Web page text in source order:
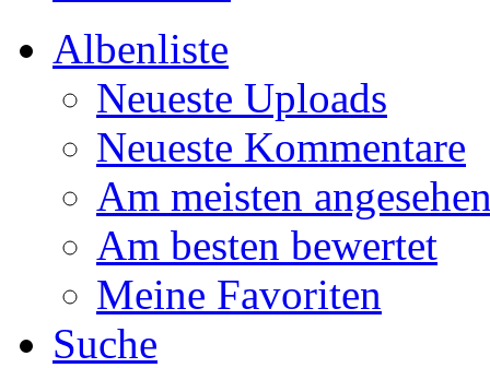
Albenliste
Neueste Uploads
Neueste Kommentare
Am meisten
Am besten bewertet
Meine Favoriten
Suche